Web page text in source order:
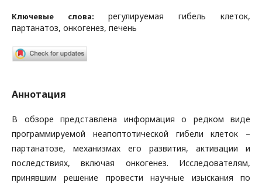
Ключевые слова: регулируемая гибель клеток,
партанатоз, онкогенез, печень
Аннотация
В обзоре представлена информация о редком виде
программируемой неапоптотической гибели клеток –
партанатозе, механизмах его развития, активации и
последствиях, включая онкогенез. Исследователям,
принявшим решение провести научные изыскания по